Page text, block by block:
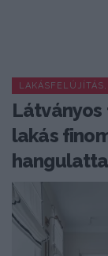
Látványos
lakás